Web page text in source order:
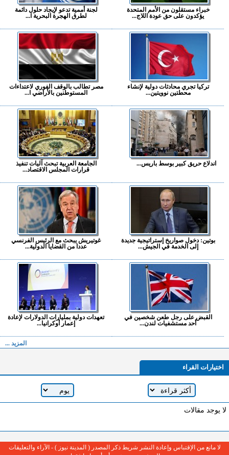
خبراء مستقلون من الأمم المتحدة
يؤكدون على حق عودة اللاج...
لجنة أممية تدعو لإيجاد حلول دائمة
لطرق الهجرة البحرية ا...
تركيا تجري محادثات دولية لإنشاء
محطتين نوويتين...
مصر تطالب بالوقف الفوري لاعتداءات
المستوطنين بالأراضي ا...
اندلاع حريق كبير بوسط باريس...
الجامعة العربية تبحث آليات تنفيذ
قرارات المجلس الاقتصاد...
بوتين: دخول صواريخ إستراتيجية جديدة
إلى الخدمة في الجيش...
غوتيريش يبحث مع الرئيس الفرنسي
عددا من القضايا الدولية...
القبض على رجل طعن شخصين في
أحد مستشفيات لندن...
تعهدات دولية بمليارات الدولارات لإعادة
إعمار أوكرانيا...
المزيد ...
اختيارات القراء
لا يوجد مقالات
لا مانع من الإقتباس وإعادة النشر شريط ذكر المصدر ( المدينة نيوز ) - الآراء والتعليقات